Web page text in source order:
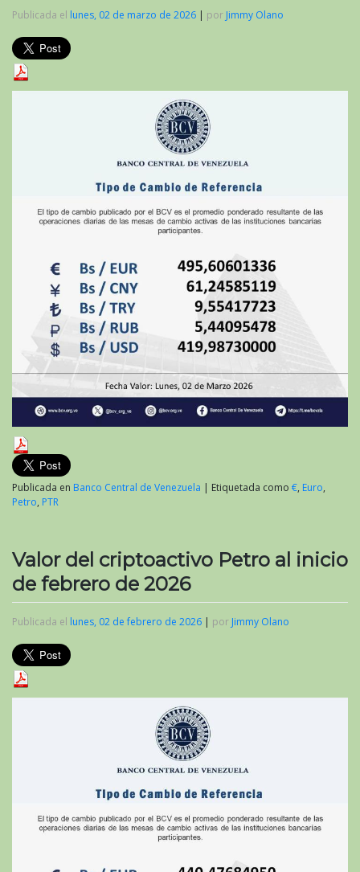
Publicada el lunes, 02 de marzo de 2026 | por Jimmy Olano
Publicada en Banco Central de Venezuela | Etiquetada como €, Euro,
Petro, PTR
Valor del criptoactivo Petro al inicio
de febrero de 2026
Publicada el lunes, 02 de febrero de 2026 | por Jimmy Olano